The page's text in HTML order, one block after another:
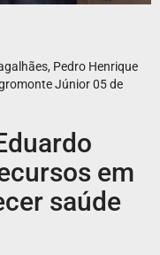
Pedro Henrique
Júnior05 de
em
saúde